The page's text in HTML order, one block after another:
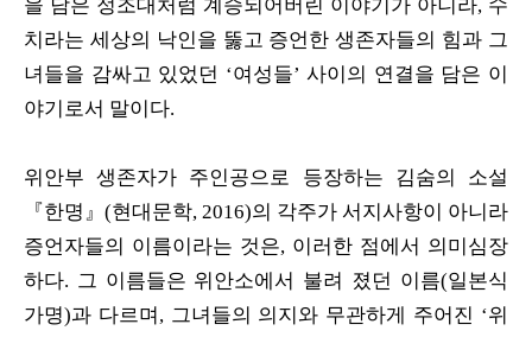
을 담은 정조대처럼 계승되어버린 이야기가 아니라, 수
치라는 세상의 낙인을 뚫고 증언한 생존자들의 힘과 그
녀들을 감싸고 있었던 ‘여성들’ 사이의 연결을 담은 이
야기로서 말이다.
위안부 생존자가 주인공으로 등장하는 김숨의 소설
『한명』(현대문학, 2016)의 각주가 서지사항이 아니라
증언자들의 이름이라는 것은, 이러한 점에서 의미심장
하다. 그 이름들은 위안소에서 불려 졌던 이름(일본식
가명)과 다르며, 그녀들의 의지와 무관하게 주어진 ‘위